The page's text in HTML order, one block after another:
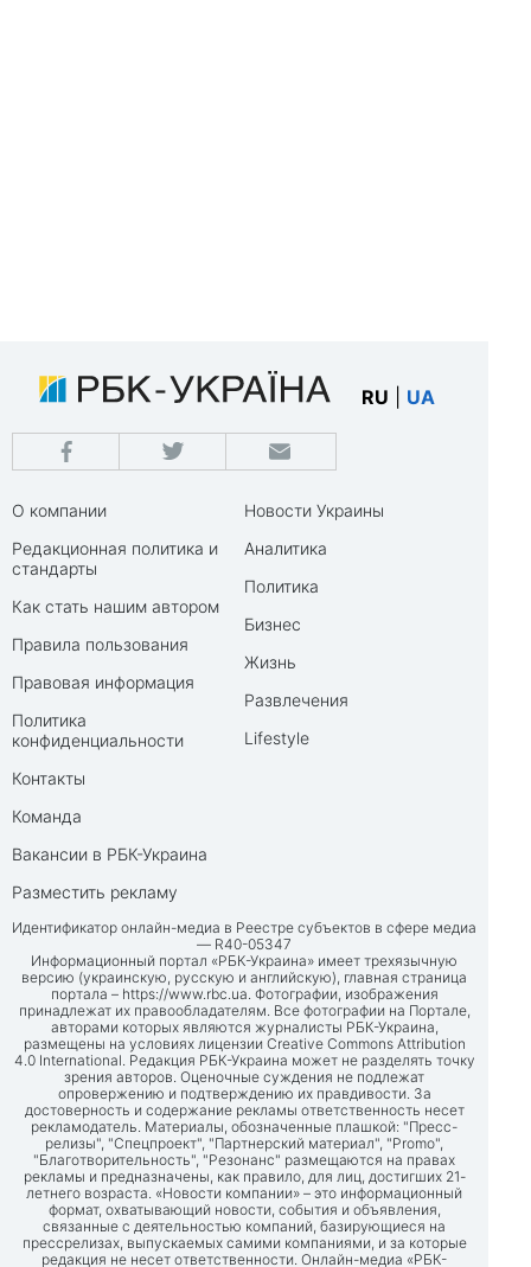
RU UA
О компании
Редакционная политика и
стандарты
Как стать нашим автором
Правила пользования
Правовая информация
Политика
конфиденциальности
Контакты
Команда
Вакансии в РБК-Украина
Разместить рекламу
Новости Украины
Аналитика
Политика
Бизнес
Жизнь
Развлечения
Lifestyle
Идентификатор онлайн-медиа в Реестре субъектов в сфере медиа
— R40-05347
Информационный портал «РБК-Украина» имеет трехязычную
версию (украинскую, русскую и английскую), главная страница
портала – https://www.rbc.ua. Фотографии, изображения
принадлежат их правообладателям. Все фотографии на Портале,
авторами которых являются журналисты РБК-Украина,
размещены на условиях лицензии Creative Commons Attribution
4.0 International. Редакция РБК-Украина может не разделять точку
зрения авторов. Оценочные суждения не подлежат
опровержению и подтверждению их правдивости. За
достоверность и содержание рекламы ответственность несет
рекламодатель. Материалы, обозначенные плашкой: "Пресс-
релизы", "Спецпроект", "Партнерский материал", "Promo",
"Благотворительность", "Резонанс" размещаются на правах
рекламы и предназначены, как правило, для лиц, достигших 21-
летнего возраста. «Новости компании» – это информационный
формат, охватывающий новости, события и объявления,
связанные с деятельностью компаний, базирующиеся на
прессрелизах, выпускаемых самими компаниями, и за которые
редакция не несет ответственности. Онлайн-медиа «РБК-